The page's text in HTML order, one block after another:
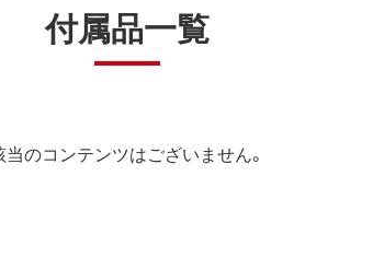
付属品一覧
当のコンテンツはございません。